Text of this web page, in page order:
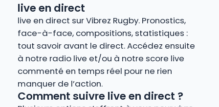
live en direct
live en direct sur Vibrez Rugby. Pronostics,
face-à-face, compositions, statistiques :
tout savoir avant le direct. Accédez ensuite
à notre radio live et/ou à notre score live
commenté en temps réel pour ne rien
manquer de l’action.
Comment suivre live en direct ?